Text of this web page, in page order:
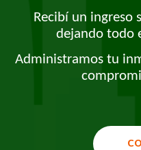
Recibí un ingreso
dejando todo
Administramos tu